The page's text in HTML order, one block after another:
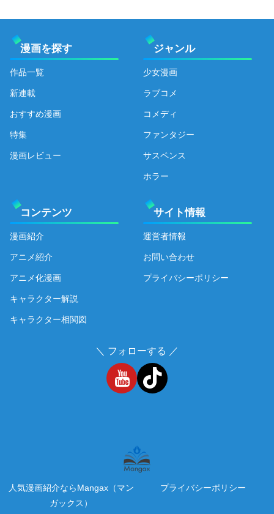
漫画を探す
作品一覧
新連載
おすすめ漫画
特集
漫画レビュー
ジャンル
少女漫画
ラブコメ
コメディ
ファンタジー
サスペンス
ホラー
コンテンツ
漫画紹介
アニメ紹介
アニメ化漫画
キャラクター解説
キャラクター相関図
サイト情報
運営者情報
お問い合わせ
プライバシーポリシー
＼ フォローする ／
人気漫画紹介ならMangax（マン
ガックス）
プライバシーポリシー